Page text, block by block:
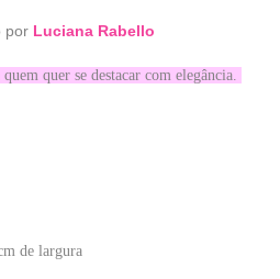
por Luciana Rabello
quer se destacar com elegância.
de largura